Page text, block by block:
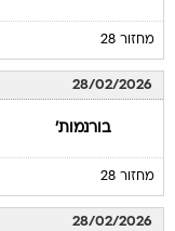
מחזור 28
28/02/2026
בורנמות'
מחזור 28
28/02/2026